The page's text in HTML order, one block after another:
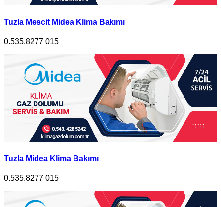
Tuzla Mescit Midea Klima Bakımı
0.535.8277 015
Tuzla Midea Klima Bakımı
0.535.8277 015